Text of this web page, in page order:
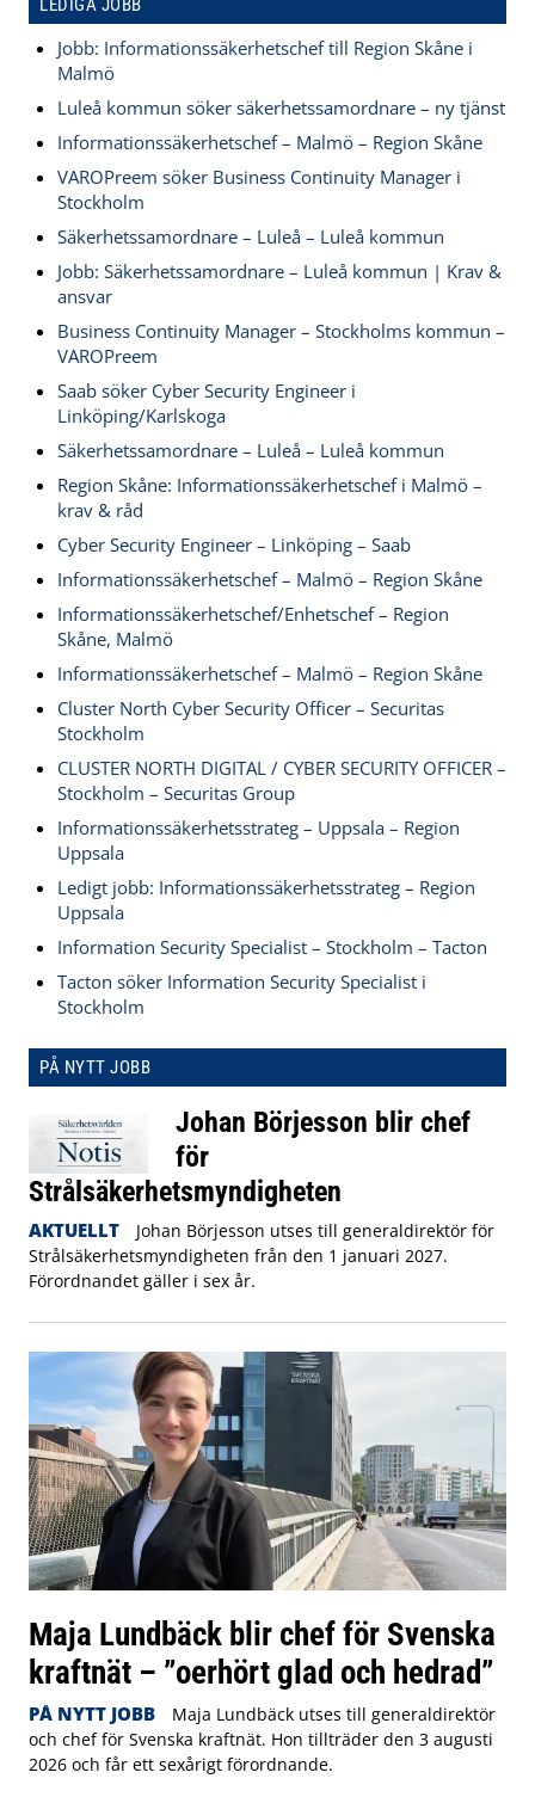
LEDIGA JOBB
Jobb: Informationssäkerhetschef till Region Skåne i
Malmö
Luleå kommun söker säkerhetssamordnare – ny tjänst
Informationssäkerhetschef – Malmö – Region Skåne
VAROPreem söker Business Continuity Manager i
Stockholm
Säkerhetssamordnare – Luleå – Luleå kommun
Jobb: Säkerhetssamordnare – Luleå kommun | Krav &
ansvar
Business Continuity Manager – Stockholms kommun –
VAROPreem
Saab söker Cyber Security Engineer i
Linköping/Karlskoga
Säkerhetssamordnare – Luleå – Luleå kommun
Region Skåne: Informationssäkerhetschef i Malmö –
krav & råd
Cyber Security Engineer – Linköping – Saab
Informationssäkerhetschef – Malmö – Region Skåne
Informationssäkerhetschef/Enhetschef – Region
Skåne, Malmö
Informationssäkerhetschef – Malmö – Region Skåne
Cluster North Cyber Security Officer – Securitas
Stockholm
CLUSTER NORTH DIGITAL / CYBER SECURITY OFFICER –
Stockholm – Securitas Group
Informationssäkerhetsstrateg – Uppsala – Region
Uppsala
Ledigt jobb: Informationssäkerhetsstrateg – Region
Uppsala
Information Security Specialist – Stockholm – Tacton
Tacton söker Information Security Specialist i
Stockholm
PÅ NYTT JOBB
Johan Börjesson blir chef
för
Strålsäkerhetsmyndigheten
AKTUELLT
Johan Börjesson utses till generaldirektör för
Strålsäkerhetsmyndigheten från den 1 januari 2027.
Förordnandet gäller i sex år.
Maja Lundbäck blir chef för Svenska
kraftnät – ”oerhört glad och hedrad”
PÅ NYTT JOBB
Maja Lundbäck utses till generaldirektör
och chef för Svenska kraftnät. Hon tillträder den 3 augusti
2026 och får ett sexårigt förordnande.